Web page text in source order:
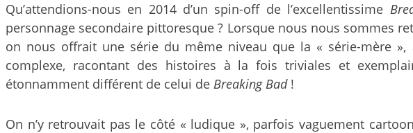
Qu’attendions-nous en 2014 d’un spin-off de l’excellentissime
personnage secondaire pittoresque ? Lorsque nous nous sommes
on nous offrait une série du même niveau que la « série-mère
complexe, racontant des histoires à la fois triviales et
étonnamment différent de celui de Breaking Bad!
On n’y retrouvait pas le côté « ludique », parfois vaguement